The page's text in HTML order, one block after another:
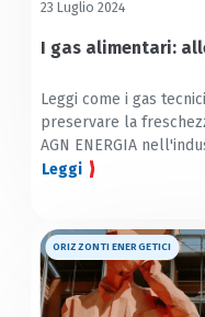
23 Luglio 2024
I gas alimentari:
Leggi come i gas
preservare la
AGN ENERGIA
Leggi
ORIZZONTI ENERGETICI